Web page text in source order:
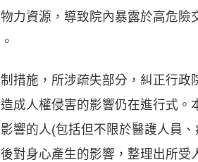
力資源，導致院內暴露於高危
措施，所涉疏失部分，糾正行
成人權侵害的影響仍在進行式
響的人(包括但不限於醫護人員
對身心產生的影響，整理出所